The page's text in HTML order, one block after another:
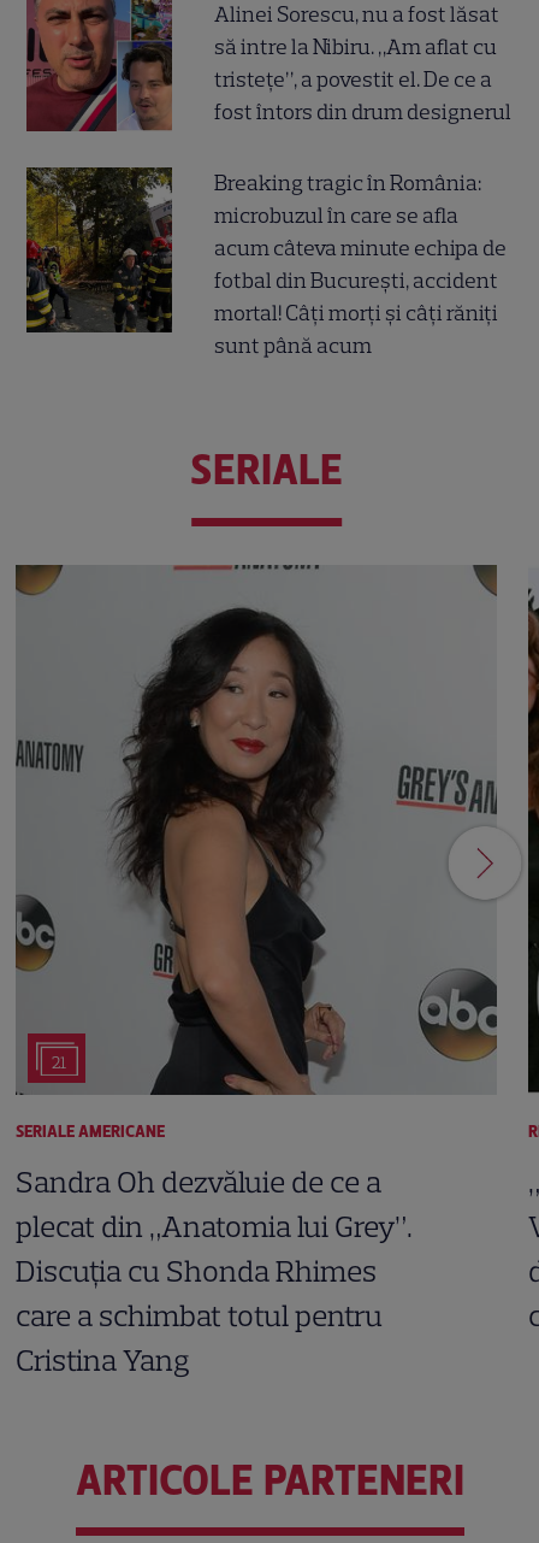
Alinei Sorescu, nu a fost lăsat
să intre la Nibiru. „Am aflat cu
tristețe”, a povestit el. De ce a
fost întors din drum designerul
Breaking tragic în România:
microbuzul în care se afla
acum câteva minute echipa de
fotbal din București, accident
mortal! Câți morți și câți răniți
sunt până acum
SERIALE
21
SERIALE AMERICANE
Sandra Oh dezvăluie de ce a
plecat din „Anatomia lui Grey”.
Discuția cu Shonda Rhimes
care a schimbat totul pentru
Cristina Yang
ARTICOLE PARTENERI